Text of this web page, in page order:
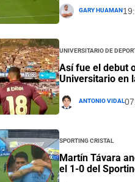
Gary Huaman
Universitario de
Así fue el debut
Universitario en
Antonio Vidal
Sporting Cristal
Martín Távara
el 1-0 del